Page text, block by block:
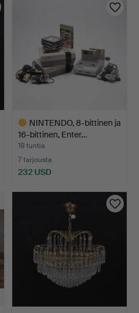
NINTENDO, 8-bittinen ja
16-bittinen, Enter…
19 tuntia
7 tarjousta
232 USD